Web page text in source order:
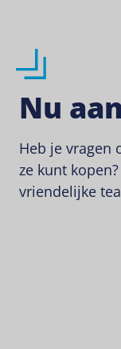
Nu
Heb je vragen
ze kunt
vriendelijke